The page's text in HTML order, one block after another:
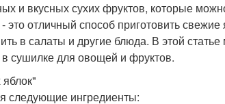
и вкусных сухих фруктов, которые
отличный способ приготовить свежие
в салаты и другие блюда. В этой
сушилке для овощей и фруктов.
следующие ингредиенты: